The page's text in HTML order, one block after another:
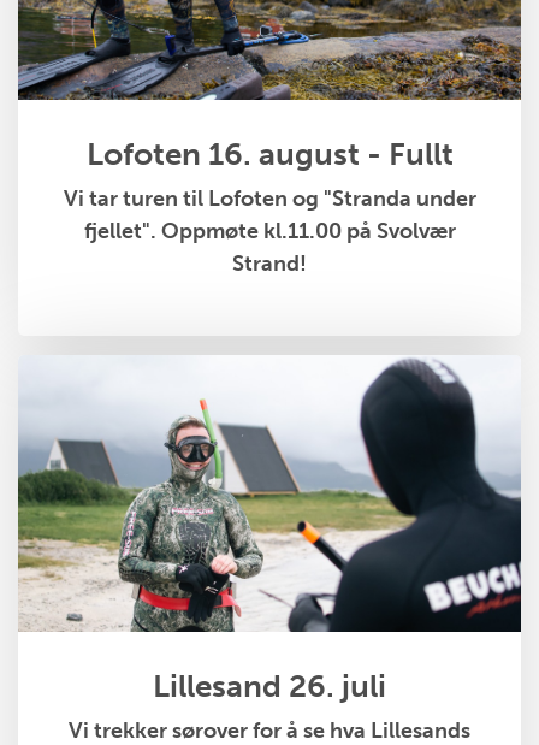
Lofoten 16. august - Fullt
Vi tar turen til Lofoten og "Stranda under
fjellet". Oppmøte kl.11.00 på Svolvær
Strand!
Lillesand 26. juli
Vi trekker sørover for å se hva Lillesands